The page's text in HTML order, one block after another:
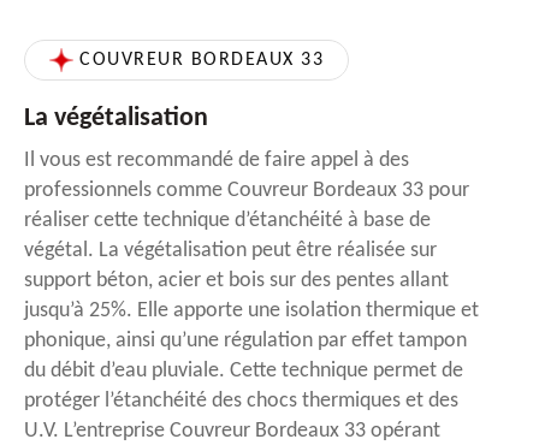
COUVREUR BORDEAUX 33
La végétalisation
Il vous est recommandé de faire appel à des
professionnels comme Couvreur Bordeaux 33 pour
réaliser cette technique d’étanchéité à base de
végétal. La végétalisation peut être réalisée sur
support béton, acier et bois sur des pentes allant
jusqu’à 25%. Elle apporte une isolation thermique et
phonique, ainsi qu’une régulation par effet tampon
du débit d’eau pluviale. Cette technique permet de
protéger l’étanchéité des chocs thermiques et des
U.V. L’entreprise Couvreur Bordeaux 33 opérant